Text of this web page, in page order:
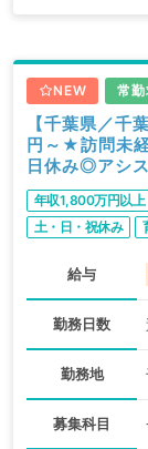
NEW 常勤
【千葉県／
円～★訪問未
日休み◎アシ
事！（内科系
年収1,800万円以上
土・日・祝休み
給与
勤務日数
勤務地
募集科目